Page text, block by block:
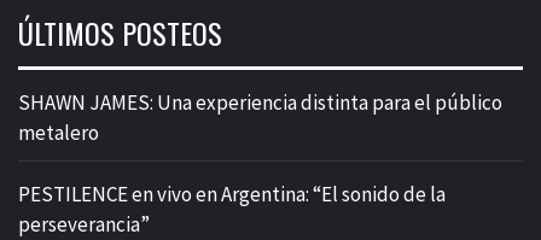
ÚLTIMOS POSTEOS
SHAWN JAMES: Una experiencia distinta para el público
metalero
PESTILENCE en vivo en Argentina: “El sonido de la
perseverancia”